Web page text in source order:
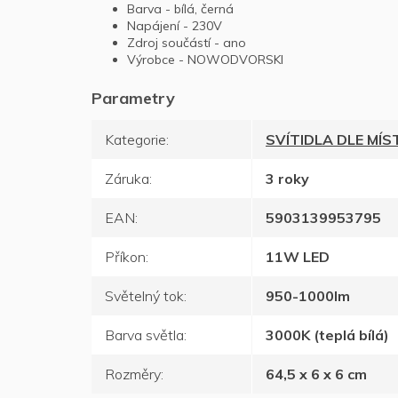
Barva - bílá, černá
Napájení - 230V
Zdroj součástí - ano
Výrobce - NOWODVORSKI
Kategorie: SVÍTIDLA DLE
Záruka: 3 roky
EAN: 5903139953795
Příkon: 11W LED
Světelný tok: 950-1000lm
Barva světla: 3000K (teplá bílá)
Rozměry: 64,5 x 6 x 6 cm